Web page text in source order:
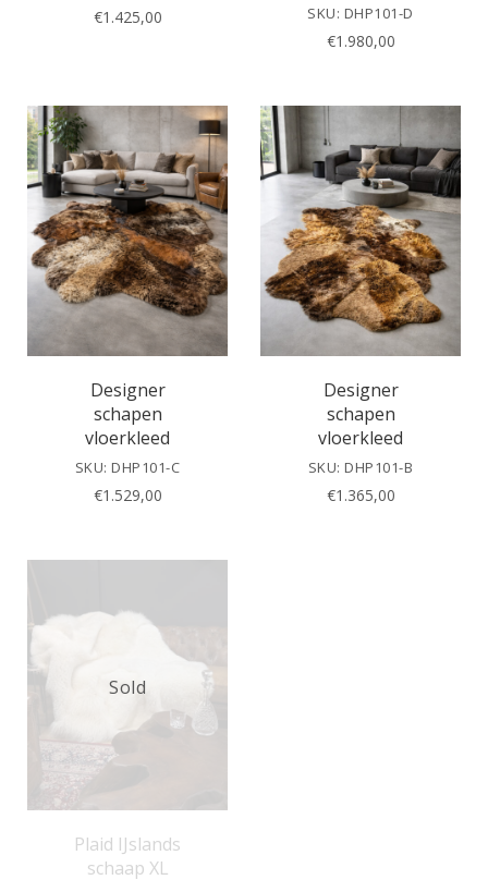
€1.425,00 SKU: DHP101-D
€1.980,00
Designer
schapen
vloerkleed
SKU: DHP101-C
€1.529,00
Designer
schapen
vloerkleed
SKU: DHP101-B
€1.365,00
Plaid IJslands
schaap XL
Sold